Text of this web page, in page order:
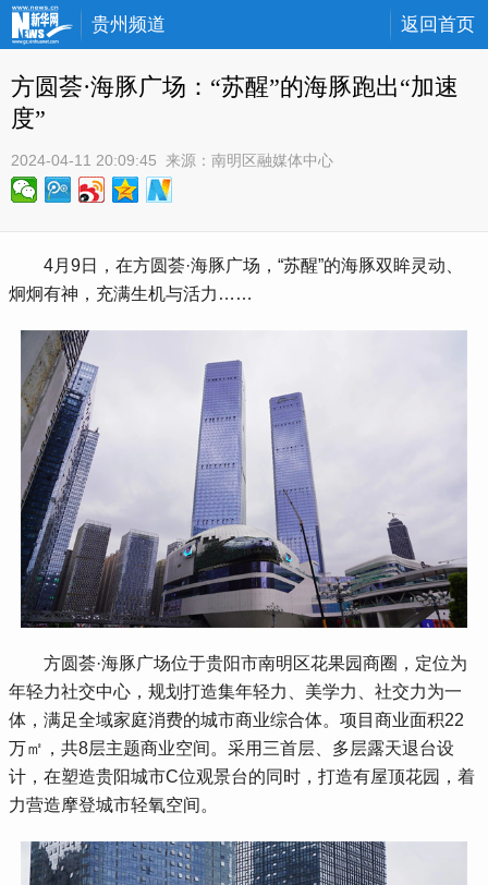
贵州频道 返回首页
方圆荟·海豚广场：“苏醒”的海豚跑出“加速
度”
2024-04-11 20:09:45 来源： 南明区融媒体中心
4月9日，在方圆荟·海豚广场，“苏醒”的海豚双眸灵动、
炯炯有神，充满生机与活力……
方圆荟·海豚广场位于贵阳市南明区花果园商圈，定位为
年轻力社交中心，规划打造集年轻力、美学力、社交力为一
体，满足全域家庭消费的城市商业综合体。项目商业面积22
万㎡，共8层主题商业空间。采用三首层、多层露天退台设
计，在塑造贵阳城市C位观景台的同时，打造有屋顶花园，着
力营造摩登城市轻氧空间。